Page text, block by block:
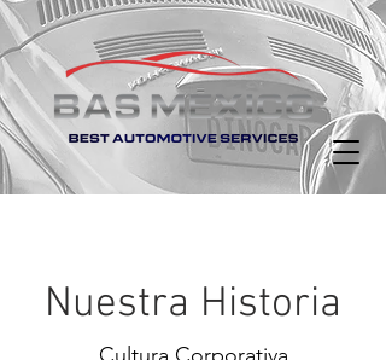
Nuestra Historia